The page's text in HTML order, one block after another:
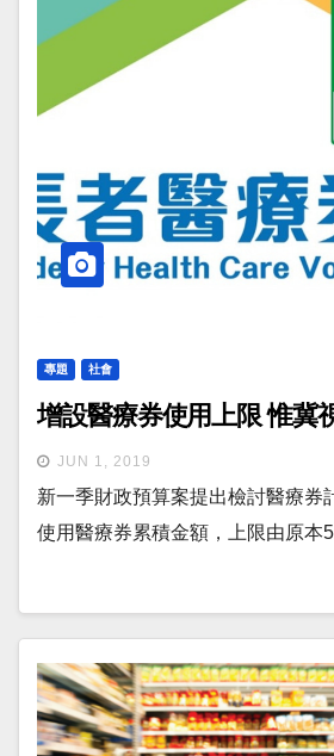
專題 社會
增設醫療券使用上限 惟冀
JUN 1, 2019
新一季財政預算案提出檢討醫療券
使用醫療券累積金額，上限由原本